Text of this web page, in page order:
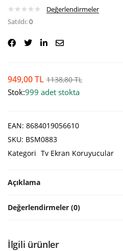
Değerlendirmeler
Satıldı:0
949,00TL 1138,80TL
Stok:999 adet stokta
EAN: 8684019056610
SKU: BSM0883
Kategori Tv Ekran Koruyucular
Açıklama
Değerlendirmeler (0)
İlgili ürünler